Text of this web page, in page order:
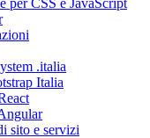
per CSS e JavaScript
.italia
Italia
sito e servizi